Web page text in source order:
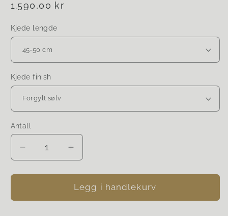
Vanlig
1.590,00 kr
Kjede lengde
Kjede finish
Antall
antallet
for
classic
Øk
antallet
for
Magnolia
classic
Legg i handlekurv